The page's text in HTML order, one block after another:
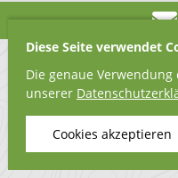
Diese Seite verwendet
Die genaue
unserer
Cookies akzeptieren